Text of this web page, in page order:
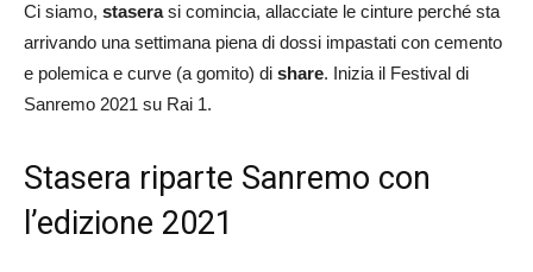
Ci siamo, staserasi comincia, allacciate le cinture perché sta
arrivando una settimana piena di dossi impastati con cemento
e polemica e curve (a gomito) di share. Inizia il Festival di
Sanremo 2021 su Rai 1.
Stasera riparte Sanremo con
l’edizione 2021